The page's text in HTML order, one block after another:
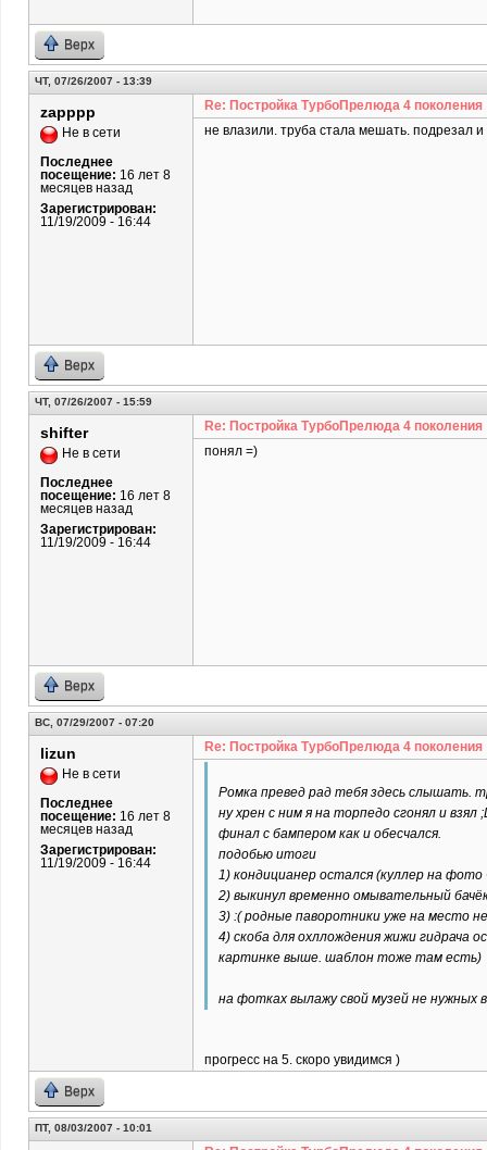
Верх
ЧТ, 07/26/2007 - 13:39
zapppp
Не в сети
Последнее
посещение: 16 лет 8
месяцев назад
Зарегистрирован:
11/19/2009 - 16:44
Re: Постройка ТурбоПрелюда 4 поколения
не влазили. труба стала мешать. подрезал
Верх
ЧТ, 07/26/2007 - 15:59
shifter
Не в сети
Последнее
посещение: 16 лет 8
месяцев назад
Зарегистрирован:
11/19/2009 - 16:44
Re: Постройка ТурбоПрелюда 4 поколения
понял =)
Верх
ВС, 07/29/2007 - 07:20
lizun
Не в сети
Последнее
посещение: 16 лет 8
месяцев назад
Зарегистрирован:
11/19/2009 - 16:44
Re: Постройка ТурбоПрелюда 4 поколения
Ромка превед рад тебя здесь слышать.
ну хрен с ним я на торпедо сгонял и
финал с бампером как и обесчался.
подобью итоги
1) кондицианер остался (куллер на
2) выкинул временно омывательный
3) :( родные паворотники уже на место
4) скоба для охллождения жижи гидрача
картинке выше. шаблон тоже там есть)
на фотках вылажу свой музей не нужных
прогресс на 5. скоро увидимся )
Верх
ПТ, 08/03/2007 - 10:01